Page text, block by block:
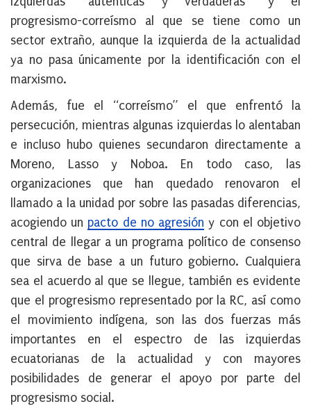
progresismo-correísmo al que se tiene como un
sector extraño, aunque la izquierda de la actualidad
ya no pasa únicamente por la identificación con el
marxismo.
Además, fue el “correísmo” el que enfrentó la
persecución, mientras algunas izquierdas lo alentaban
e incluso hubo quienes secundaron directamente a
Moreno, Lasso y Noboa. En todo caso, las
organizaciones que han quedado renovaron el
llamado a la unidad por sobre las pasadas diferencias,
acogiendo un pacto de no agresión y con el objetivo
central de llegar a un programa político de consenso
que sirva de base a un futuro gobierno. Cualquiera
sea el acuerdo al que se llegue, también es evidente
que el progresismo representado por la RC, así como
el movimiento indígena, son las dos fuerzas más
importantes en el espectro de las izquierdas
ecuatorianas de la actualidad y con mayores
posibilidades de generar el apoyo por parte del
progresismo social.